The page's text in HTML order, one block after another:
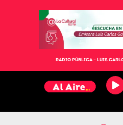
RADIO PÚBLICA – LUIS